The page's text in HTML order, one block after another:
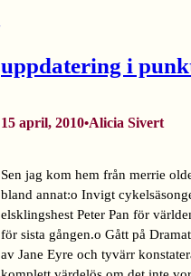
uppdatering i
15 april, 2010•Alicia Sivert
Sen jag kom hem från merrie
bland annat:o Invigt
elsklingshest Peter Pan för
för sista gången.o Gått på
av Jane Eyre och tyvärr